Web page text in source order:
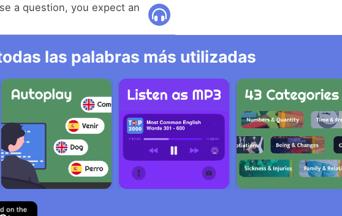
a question, you expect an
las palabras más utilizadas